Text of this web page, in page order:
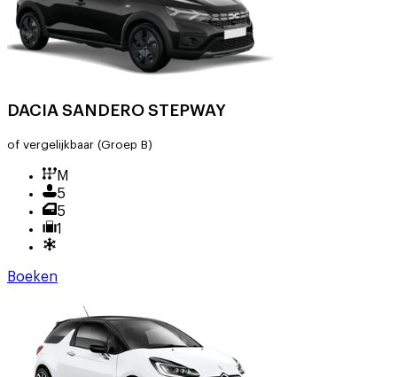
DACIA SANDERO STEPWAY
of vergelijkbaar (Groep B)
M
5
5
1
Boeken